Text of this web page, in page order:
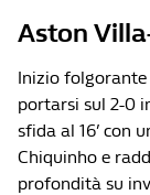
Aston
Inizio folgorante
portarsi sul 2-0
sfida al 16’ con
Chiquinho e
profondità su